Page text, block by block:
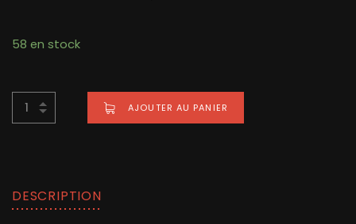
58 en stock
AJOUTER AU PANIER
Alternative:
DESCRIPTION